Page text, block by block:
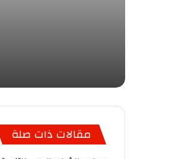
مقالات ذات صلة